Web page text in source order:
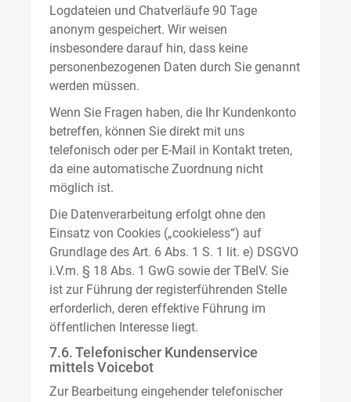
Logdateien und Chatverläufe 90 Tage
anonym gespeichert. Wir weisen
insbesondere darauf hin, dass keine
personenbezogenen Daten durch Sie genannt
werden müssen.
Wenn Sie Fragen haben, die Ihr Kundenkonto
betreffen, können Sie direkt mit uns
telefonisch oder per E-Mail in Kontakt treten,
da eine automatische Zuordnung nicht
möglich ist.
Die Datenverarbeitung erfolgt ohne den
Einsatz von Cookies („cookieless“) auf
Grundlage des Art. 6 Abs. 1 S. 1 lit. e) DSGVO
i.V.m. § 18 Abs. 1 GwG sowie der TBelV. Sie
ist zur Führung der registerführenden Stelle
erforderlich, deren effektive Führung im
öffentlichen Interesse liegt.
7.6. Telefonischer Kundenservice
mittels Voicebot
Zur Bearbeitung eingehender telefonischer